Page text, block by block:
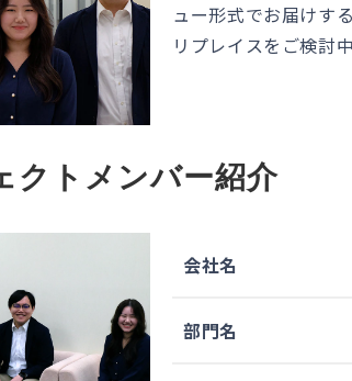
ュー形式でお届けする
リプレイスをご検討
クトメンバー紹介
会社名
部門名